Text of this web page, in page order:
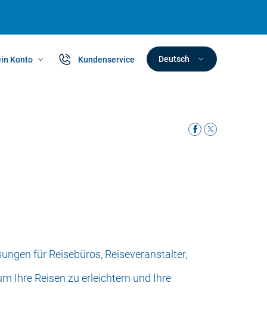
Konto Kundenservice Deutsch
für Reisebüros, Reiseveranstalter,
Ihre Reisen zu erleichtern und Ihre